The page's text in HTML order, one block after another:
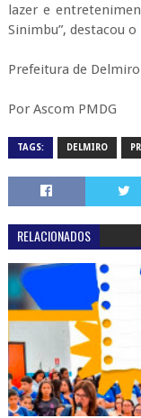
lazer e
Sinimbu”, destacou
Prefeitura de
Por Ascom PMDG
TAGS: DELMIRO
RELACIONADOS